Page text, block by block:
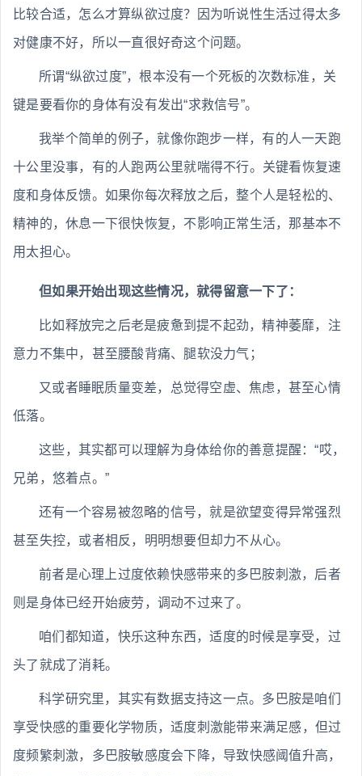
比较合适，怎么才算纵欲过度？因为听说性生活过得太多
对健康不好，所以一直很好奇这个问题。
所谓“纵欲过度”，根本没有一个死板的次数标准，关
键是要看你的身体有没有发出“求救信号”。
我举个简单的例子，就像你跑步一样，有的人一天跑
十公里没事，有的人跑两公里就喘得不行。关键看恢复速
度和身体反馈。如果你每次释放之后，整个人是轻松的、
精神的，休息一下很快恢复，不影响正常生活，那基本不
用太担心。
但如果开始出现这些情况，就得留意一下了：
比如释放完之后老是疲惫到提不起劲，精神萎靡，注
意力不集中，甚至腰酸背痛、腿软没力气；
又或者睡眠质量变差，总觉得空虚、焦虑，甚至心情
低落。
这些，其实都可以理解为身体给你的善意提醒：“哎，
兄弟，悠着点。”
还有一个容易被忽略的信号，就是欲望变得异常强烈
甚至失控，或者相反，明明想要但却力不从心。
前者是心理上过度依赖快感带来的多巴胺刺激，后者
则是身体已经开始疲劳，调动不过来了。
咱们都知道，快乐这种东西，适度的时候是享受，过
头了就成了消耗。
科学研究里，其实有数据支持这一点。多巴胺是咱们
享受快感的重要化学物质，适度刺激能带来满足感，但过
度频繁刺激，多巴胺敏感度会下降，导致快感阈值升高，